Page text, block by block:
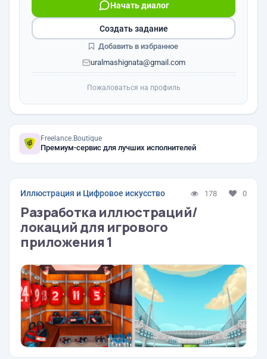
Начать диалог
uralmashignata@gmail.com
Создать задание
Добавить в избранное
Пожаловаться на профиль
Freelance.Boutique
Премиум-сервис для лучших исполнителей
Иллюстрация и Цифровое искусство 178 0
Разработка иллюстраций/
локаций для игрового
приложения 1